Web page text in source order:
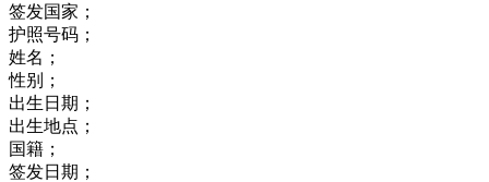
签发国家；
护照号码；
姓名；
性别；
出生日期；
出生地点；
国籍；
签发日期；